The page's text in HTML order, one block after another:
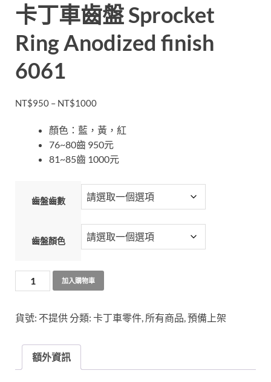
卡丁車齒盤 Sprocket
Ring Anodized finish
6061
NT$950 – NT$1000
顏色：藍，黃，紅
76~80齒 950元
81~85齒 1000元
齒盤齒數
齒盤顏色
加入購物車
貨號: 不提供分類: 卡丁車零件, 所有商品,預備上架
額外資訊